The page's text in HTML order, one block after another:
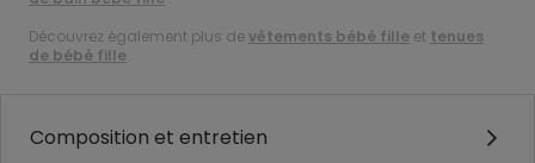
Découvrez également plus devêtements bébé fille et tenues
de bébé fille.
Composition et entretien